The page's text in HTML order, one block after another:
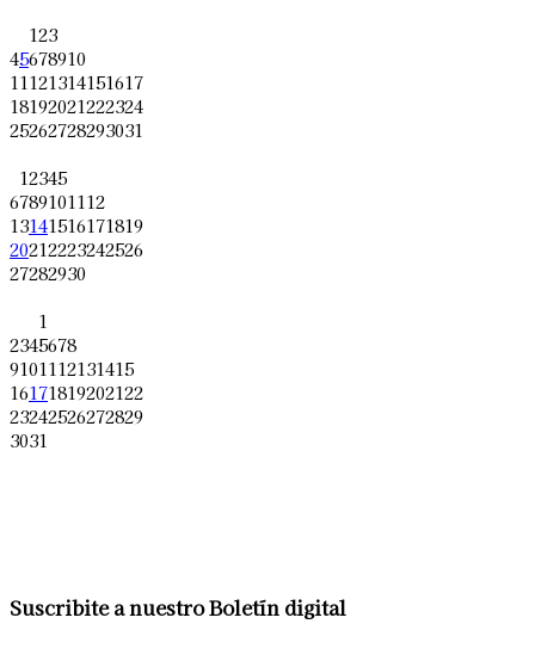
123
45678910
11121314151617
18192021222324
25262728293031
12345
6789101112
13141516171819
20212223242526
27282930
1
2345678
9101112131415
16171819202122
23242526272829
3031
Suscribite a nuestro Boletín digital